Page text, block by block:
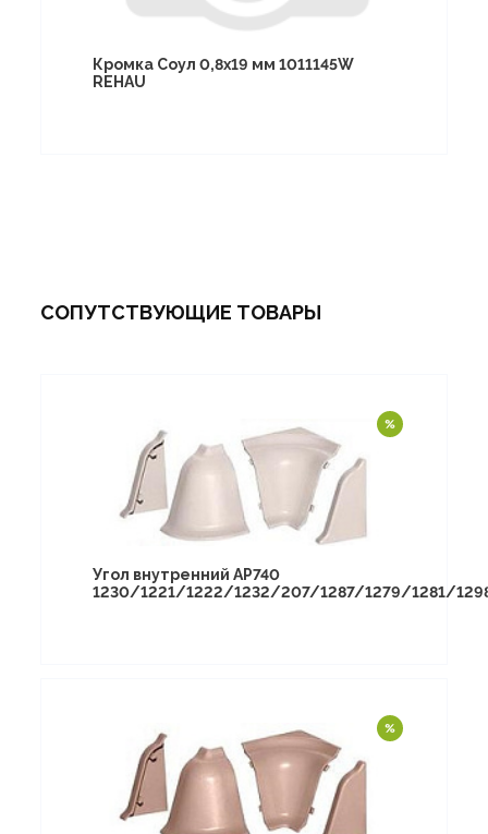
Кромка Соул 0,8х19 мм 1011145W
REHAU
СОПУТСТВУЮЩИЕ ТОВАРЫ
Угол внутренний АР740
1230/1221/1222/1232/207/1287/1279/1281/